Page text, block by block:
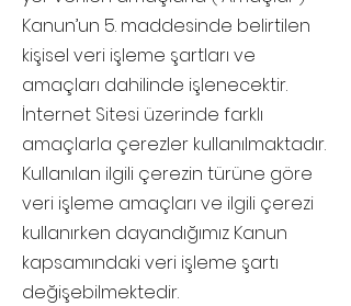
Kanun’un 5. maddesinde belirtilen
kişisel veri işleme şartları ve
amaçları dahilinde işlenecektir.
İnternet Sitesi üzerinde farklı
amaçlarla çerezler kullanılmaktadır.
Kullanılan ilgili çerezin türüne göre
veri işleme amaçları ve ilgili çerezi
kullanırken dayandığımız Kanun
kapsamındaki veri işleme şartı
değişebilmektedir.